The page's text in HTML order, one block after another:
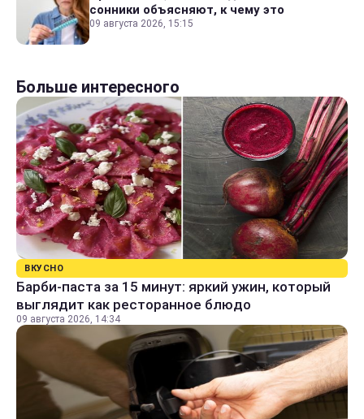
сонники объясняют, к чему это
09 августа 2026, 15:15
Больше интересного
ВКУСНО
Барби-паста за 15 минут: яркий ужин, который
выглядит как ресторанное блюдо
09 августа 2026, 14:34